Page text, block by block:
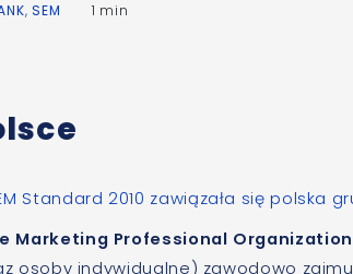
, SEM 1 min
Standard 2010 zawiązała się polska
Marketing Professional
osoby indywidualne) zawodowo